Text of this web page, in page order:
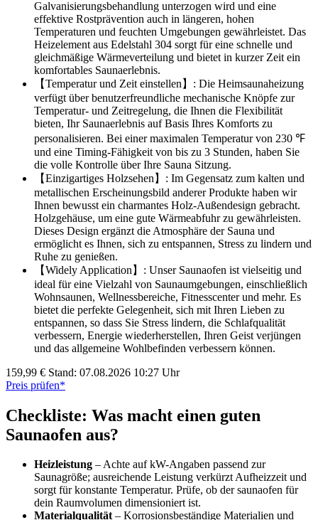
Galvanisierungsbehandlung unterzogen wird und eine
effektive Rostprävention auch in längeren, hohen
Temperaturen und feuchten Umgebungen gewährleistet. Das
Heizelement aus Edelstahl 304 sorgt für eine schnelle und
gleichmäßige Wärmeverteilung und bietet in kurzer Zeit ein
komfortables Saunaerlebnis.
【Temperatur und Zeit einstellen】: Die Heimsaunaheizung
verfügt über benutzerfreundliche mechanische Knöpfe zur
Temperatur- und Zeitregelung, die Ihnen die Flexibilität
bieten, Ihr Saunaerlebnis auf Basis Ihres Komforts zu
personalisieren. Bei einer maximalen Temperatur von 230 ℉
und eine Timing-Fähigkeit von bis zu 3 Stunden, haben Sie
die volle Kontrolle über Ihre Sauna Sitzung.
【Einzigartiges Holzsehen】: Im Gegensatz zum kalten und
metallischen Erscheinungsbild anderer Produkte haben wir
Ihnen bewusst ein charmantes Holz-Außendesign gebracht.
Holzgehäuse, um eine gute Wärmeabfuhr zu gewährleisten.
Dieses Design ergänzt die Atmosphäre der Sauna und
ermöglicht es Ihnen, sich zu entspannen, Stress zu lindern und
Ruhe zu genießen.
【Widely Application】: Unser Saunaofen ist vielseitig und
ideal für eine Vielzahl von Saunaumgebungen, einschließlich
Wohnsaunen, Wellnessbereiche, Fitnesscenter und mehr. Es
bietet die perfekte Gelegenheit, sich mit Ihren Lieben zu
entspannen, so dass Sie Stress lindern, die Schlafqualität
verbessern, Energie wiederherstellen, Ihren Geist verjüngen
und das allgemeine Wohlbefinden verbessern können.
159,99 € Stand: 07.08.2026 10:27 Uhr
Preis prüfen*
Checkliste: Was macht einen guten
Saunaofen aus?
Heizleistung – Achte auf kW-Angaben passend zur
Saunagröße; ausreichende Leistung verkürzt Aufheizzeit und
sorgt für konstante Temperatur. Prüfe, ob der saunaofen für
dein Raumvolumen dimensioniert ist.
Materialqualität– Korrosionsbeständige Materialien und